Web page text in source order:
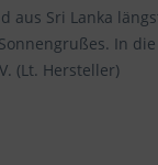
Sri Lanka
In
(Lt. Hersteller)